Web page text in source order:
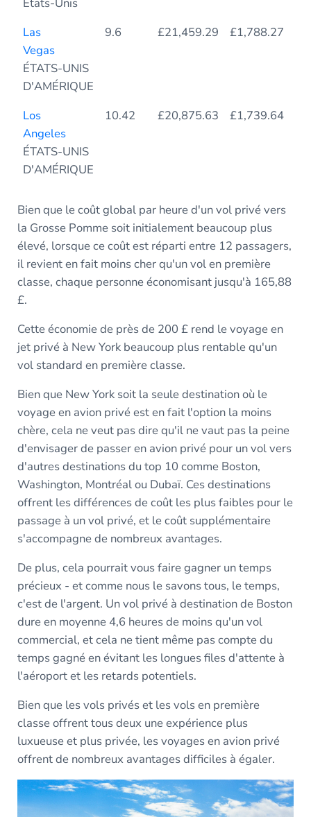
Las
Vegas
ÉTATS-UNIS
D'AMÉRIQUE
9.6 £21,459.29 £1,788.27
Los
Angeles
ÉTATS-UNIS
D'AMÉRIQUE
10.42 £20,875.63 £1,739.64
Bien que le coût global par heure d'un vol privé vers
la Grosse Pomme soit initialement beaucoup plus
élevé, lorsque ce coût est réparti entre 12 passagers,
il revient en fait moins cher qu'un vol en première
classe, chaque personne économisant jusqu'à 165,88
£.
Cette économie de près de 200 £ rend le voyage en
jet privé à New York beaucoup plus rentable qu'un
vol standard en première classe.
Bien que New York soit la seule destination où le
voyage en avion privé est en fait l'option la moins
chère, cela ne veut pas dire qu'il ne vaut pas la peine
d'envisager de passer en avion privé pour un vol vers
d'autres destinations du top 10 comme Boston,
Washington, Montréal ou Dubaï. Ces destinations
offrent les différences de coût les plus faibles pour le
passage à un vol privé, et le coût supplémentaire
s'accompagne de nombreux avantages.
De plus, cela pourrait vous faire gagner un temps
précieux - et comme nous le savons tous, le temps,
c'est de l'argent. Un vol privé à destination de Boston
dure en moyenne 4,6 heures de moins qu'un vol
commercial, et cela ne tient même pas compte du
temps gagné en évitant les longues files d'attente à
l'aéroport et les retards potentiels.
Bien que les vols privés et les vols en première
classe offrent tous deux une expérience plus
luxueuse et plus privée, les voyages en avion privé
offrent de nombreux avantages difficiles à égaler.